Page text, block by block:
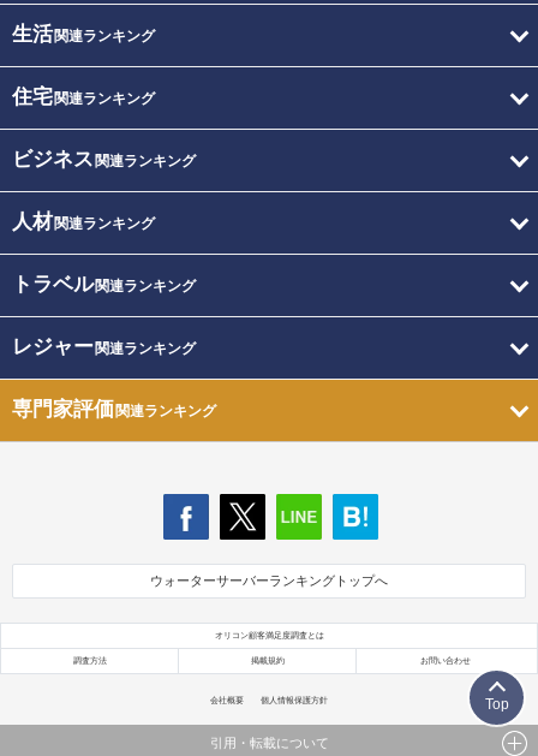
生活関連ランキング
住宅関連ランキング
ビジネス 関連ランキング
人材関連ランキング
トラベル関連ランキング
レジャー関連ランキング
専門家評価関連ランキング
ウォーターサーバーランキングトップへ
オリコン顧客満足度調査とは
調査方法 掲載規約 お問い合わせ
会社概要 個人情報保護方針
引用・転載について
Top